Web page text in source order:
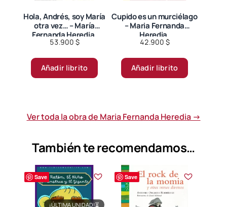
Hola, Andrés, soy María
otra vez… – María
Fernanda Heredia.
53.900 $
Añadir librito
Cupido es un murciélago
– Maria Fernanda
Heredia.
42.900 $
Añadir librito
Ver toda la obra de Maria Fernanda Heredia →
También te recomendamos…
Save
¡ÚLTIMA UNIDAD!⏳
Save